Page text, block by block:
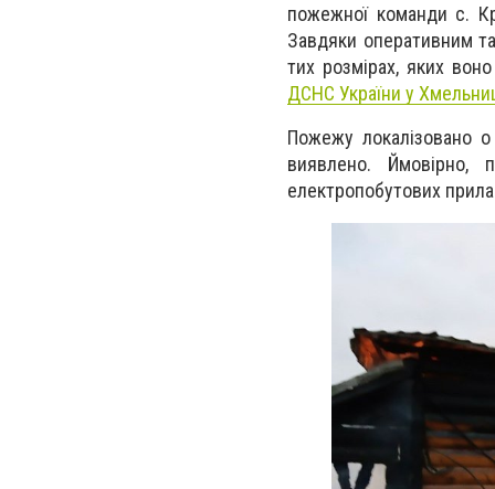
пожежної команди с.
Завдяки оперативним
тих розмірах, яких
ДСНС України у
Пожежу локалізовано
виявлено. Ймовірно,
електропобутових